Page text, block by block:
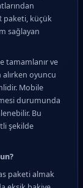
paketi, küçük
sağlayan
tamamlanır ve
alırken oyuncu
Mobile
durumunda
Bu
şekilde
paketi almak